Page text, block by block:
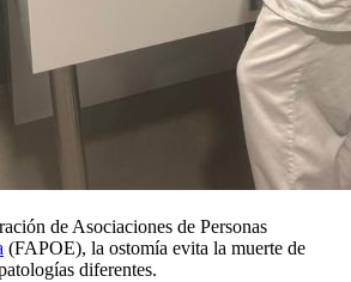
de Asociaciones de Personas
(FAPOE), la ostomía evita la muerte de
diferentes.